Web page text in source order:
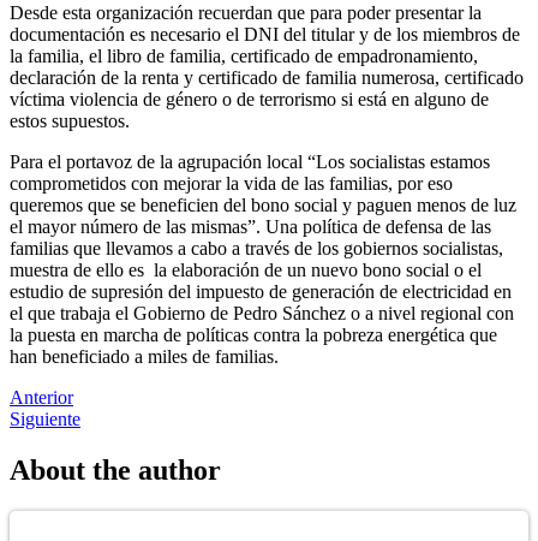
Desde esta organización recuerdan que para poder presentar la
documentación es necesario el DNI del titular y de los miembros de
la familia, el libro de familia, certificado de empadronamiento,
declaración de la renta y certificado de familia numerosa, certificado
víctima violencia de género o de terrorismo si está en alguno de
estos supuestos.
Para el portavoz de la agrupación local “Los socialistas estamos
comprometidos con mejorar la vida de las familias, por eso
queremos que se beneficien del bono social y paguen menos de luz
el mayor número de las mismas”. Una política de defensa de las
familias que llevamos a cabo a través de los gobiernos socialistas,
muestra de ello es la elaboración de un nuevo bono social o el
estudio de supresión del impuesto de generación de electricidad en
el que trabaja el Gobierno de Pedro Sánchez o a nivel regional con
la puesta en marcha de políticas contra la pobreza energética que
han beneficiado a miles de familias.
Navegación
de
entradas
Anterior
Siguiente
About the author